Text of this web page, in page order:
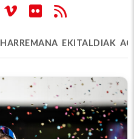
HARREMANA EKITALDIAK